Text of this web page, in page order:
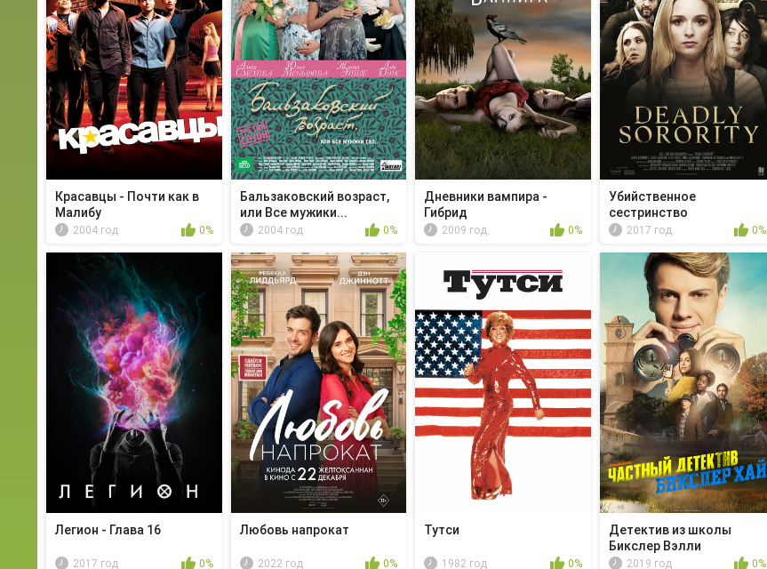
Красавцы - Почти как в
Малибу
2004 год 0%
Бальзаковский возраст,
или Все мужики...
2004 год 0%
Дневники вампира -
Гибрид
2009 год 0%
Убийственное
сестринство
2017 год 0%
Легион - Глава 16
2017 год 0%
Любовь напрокат
2022 год 0%
Тутси
1982 год 0%
Детектив из школы
Бикслер Вэлли
2019 год 0%